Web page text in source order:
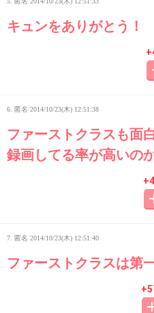
キュンをありがとう！
6. 匿名 2014/10/23(木) 12:51:38
ファーストクラスも面
録画してる率が高いの
7. 匿名 2014/10/23(木) 12:51:40
ファーストクラスは第